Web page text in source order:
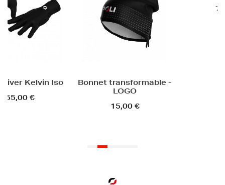
Kelvin Iso
€
Bonnet transformable -
LOGO
15,00 €